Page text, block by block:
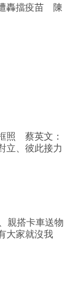
轟擋疫苗 陳
照 蔡英文：
立、彼此接力
親搭卡車送物
大家就沒我